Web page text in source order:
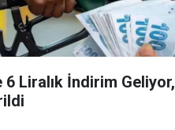
Liralık İndirim Geliyor,